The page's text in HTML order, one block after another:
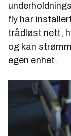
fly har
trådløst nett,
og kan
egen enhet.